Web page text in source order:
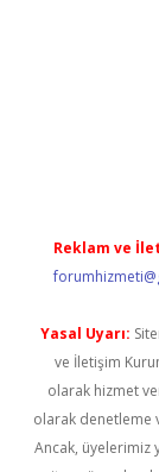
Reklam ve
Yasal Uyarı:
ve İletişim
olarak hizmet
olarak denetleme
Ancak, üyelerimiz